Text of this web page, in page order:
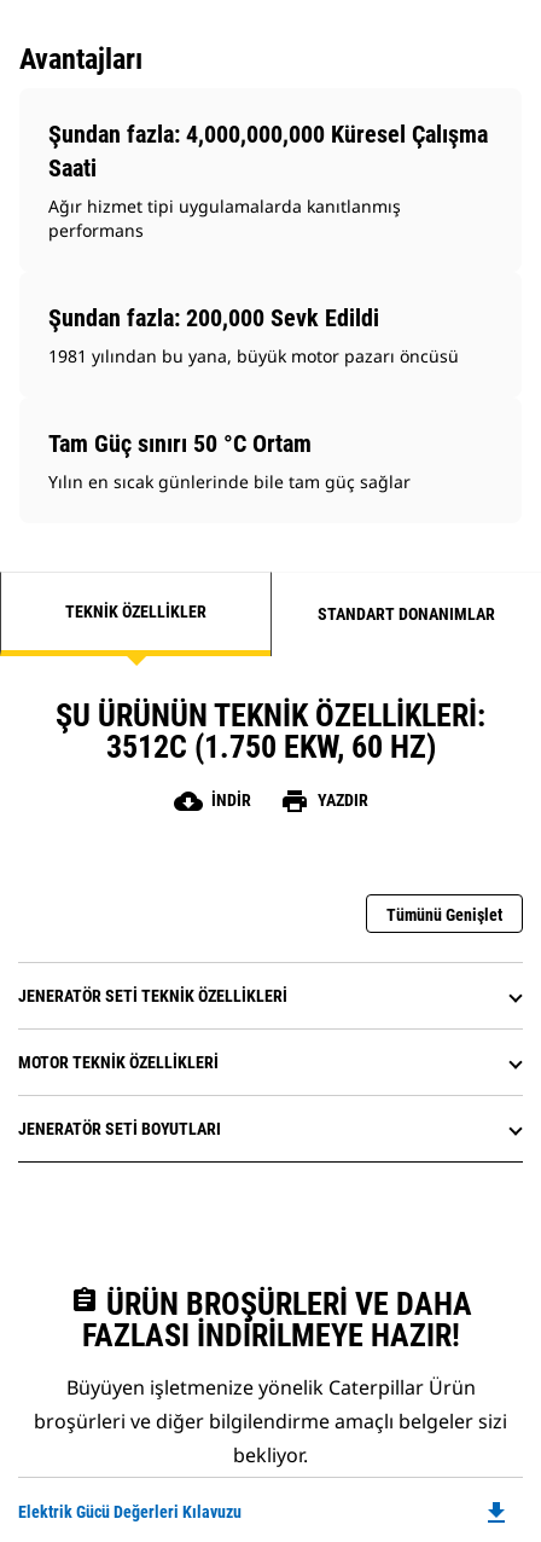
Avantajları
Şundan fazla: 4,000,000,000 Küresel Çalışma
Saati
Ağır hizmet tipi uygulamalarda kanıtlanmış
performans
Şundan fazla: 200,000 Sevk Edildi
1981 yılından bu yana, büyük motor pazarı öncüsü
Tam Güç sınırı 50 °C Ortam
Yılın en sıcak günlerinde bile tam güç sağlar
TEKNIK ÖZELLIKLER STANDART DONANIMLAR
ŞU ÜRÜNÜN TEKNIK ÖZELLIKLERI:
3512C (1.750 EKW, 60 HZ)
cloud_download İNDIR print YAZDIR
Tümünü Genişlet
JENERATÖR SETI TEKNIK ÖZELLIKLERI
MOTOR TEKNIK ÖZELLIKLERI
JENERATÖR SETI BOYUTLARI
assignment ÜRÜN BROŞÜRLERI VE DAHA
FAZLASI İNDIRILMEYE HAZIR!
Büyüyen işletmenize yönelik Caterpillar Ürün
broşürleri ve diğer bilgilendirme amaçlı belgeler sizi
bekliyor.
Elektrik Gücü Değerleri Kılavuzu file_download